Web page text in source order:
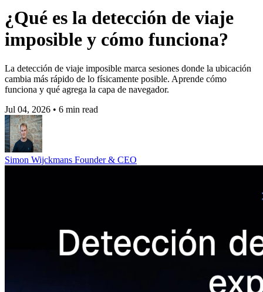
¿Qué es la detección de viaje
imposible y cómo funciona?
La detección de viaje imposible marca sesiones donde la ubicación
cambia más rápido de lo físicamente posible. Aprende cómo
funciona y qué agrega la capa de navegador.
Jul 04, 2026 • 6 min read
Simon Wijckmans Founder & CEO